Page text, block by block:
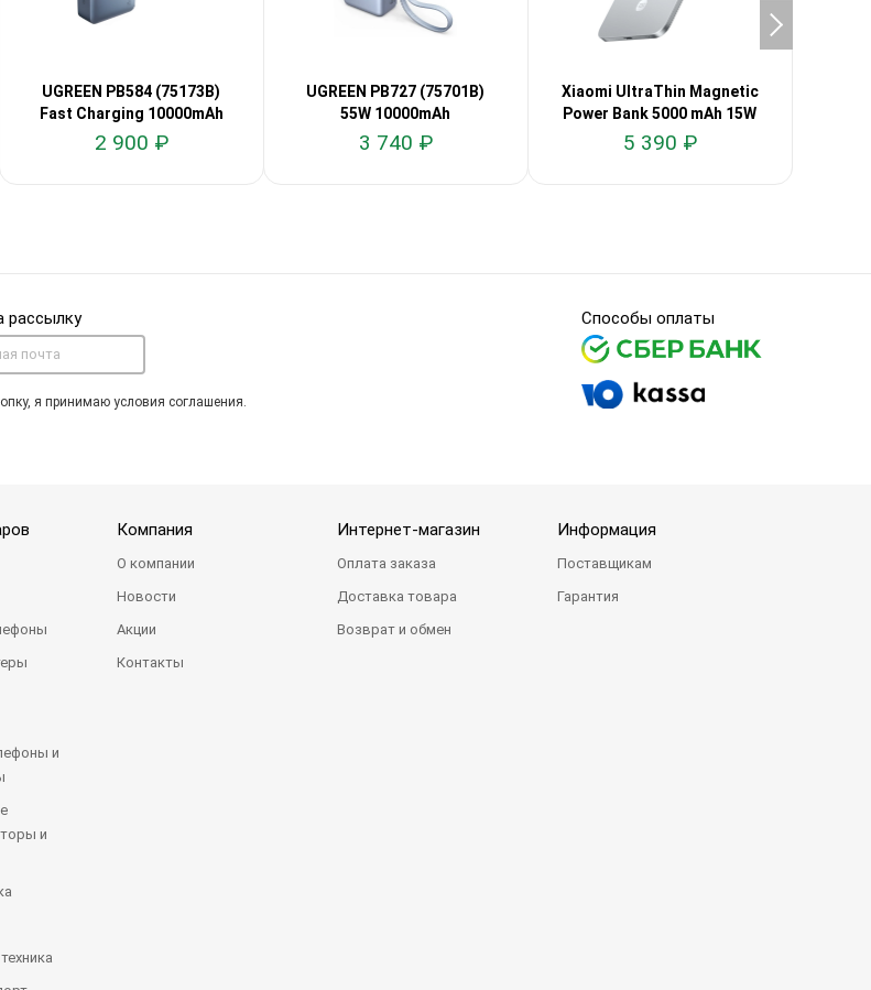
UGREEN PB584 (75173B)
Fast Charging 10000mAh
2 900 ₽
UGREEN PB727 (75701B)
55W 10000mAh
3 740 ₽
Xiaomi UltraThin Magnetic
Power Bank 5000 mAh 15W
5 390 ₽
рассылку
я принимаю условия соглашения.
Способы оплаты
и
и
Компания
О компании
Новости
Акции
Контакты
Интернет-магазин
Оплата заказа
Доставка товара
Возврат и обмен
Информация
Поставщикам
Гарантия